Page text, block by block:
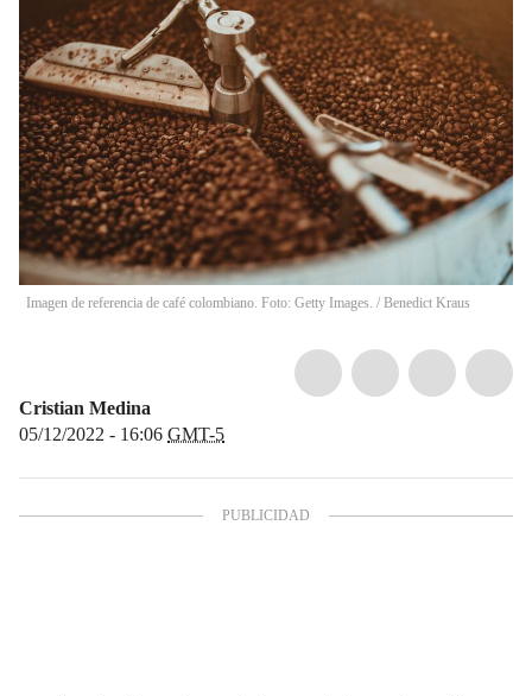
Imagen de referencia de café colombiano. Foto: Getty Images. / Benedict Kraus
Cristian Medina
05/12/2022 - 16:06 GMT-5